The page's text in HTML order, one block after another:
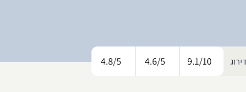
דירוג 9.1/10
4.6/5
4.8/5